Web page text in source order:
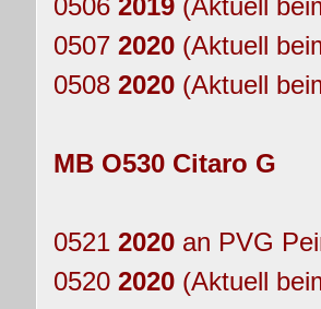
0506 2019(Aktuell
0507 2020(Aktuell
0508 2020(Aktuell
MB O530 Citaro G
0521 2020an PVG
0520 2020(Aktuell